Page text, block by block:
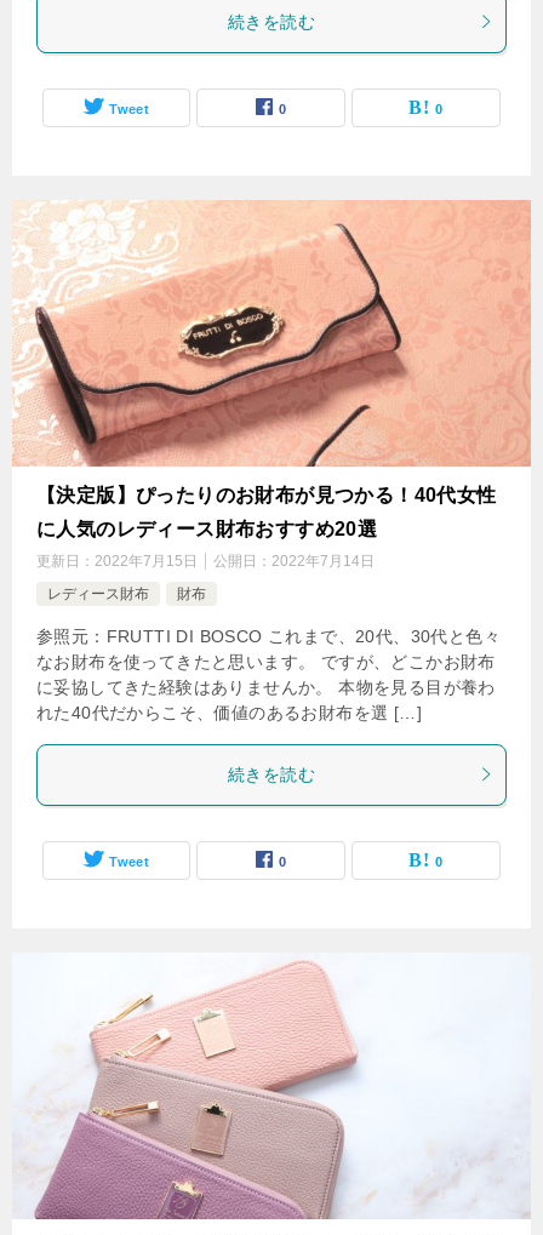
続きを読む
Tweet 0 0
【決定版】ぴったりのお財布が見つかる！40代女性
に人気のレディース財布おすすめ20選
更新日： 2022年7月15日 公開日： 2022年7月14日
レディース財布
財布
参照元：FRUTTI DI BOSCO これまで、20代、30代と色々
なお財布を使ってきたと思います。 ですが、どこかお財布
に妥協してきた経験はありませんか。 本物を見る目が養わ
れた40代だからこそ、価値のあるお財布を選 […]
続きを読む
Tweet 0 0